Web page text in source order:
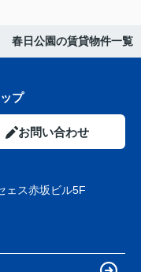
春日公園の賃貸物件一覧
プ
お問い合わせ
ェス赤坂ビル5F